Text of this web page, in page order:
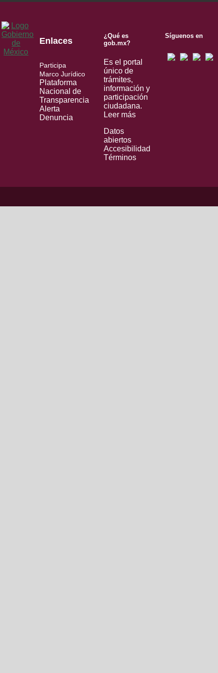
Enlaces
Participa
Marco Jurídico
Plataforma
Nacional de
Transparencia
Alerta
Denuncia
¿Qué es
gob.mx?
Es el portal
único de
trámites,
información y
participación
ciudadana.
Leer más
Datos
abiertos
Accesibilidad
Términos
Síguenos en